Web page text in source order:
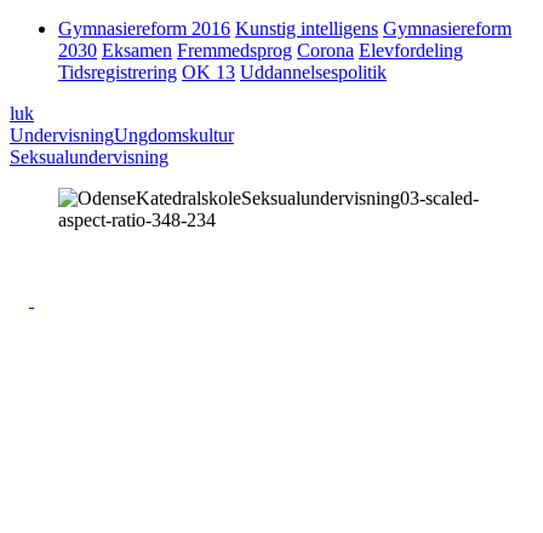
Gymnasiereform 2016 Kunstig intelligens Gymnasiereform
2030 Eksamen Fremmedsprog Corona Elevfordeling
Tidsregistrering OK 13 Uddannelsespolitik
luk
UndervisningUngdomskultur
Seksualundervisning